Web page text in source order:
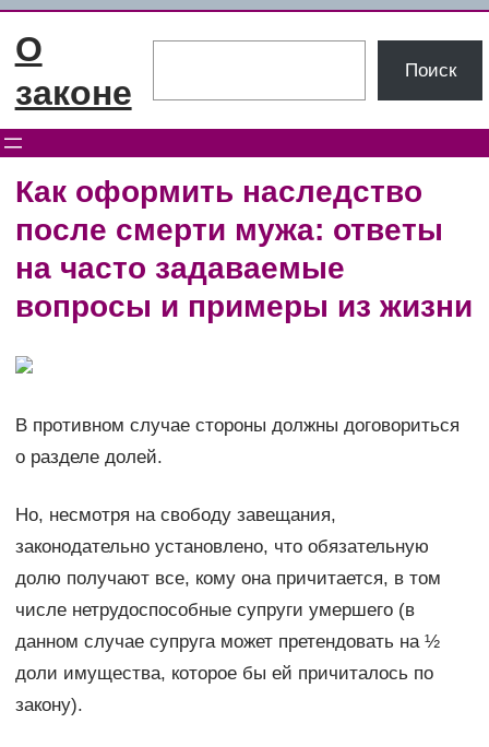
Перейти
О
законе
Поиск
Как оформить наследство
после смерти мужа: ответы
на часто задаваемые
вопросы и примеры из жизни
В противном случае стороны должны договориться
о разделе долей.
Но, несмотря на свободу завещания,
законодательно установлено, что обязательную
долю получают все, кому она причитается, в том
числе нетрудоспособные супруги умершего (в
данном случае супруга может претендовать на ½
доли имущества, которое бы ей причиталось по
закону).